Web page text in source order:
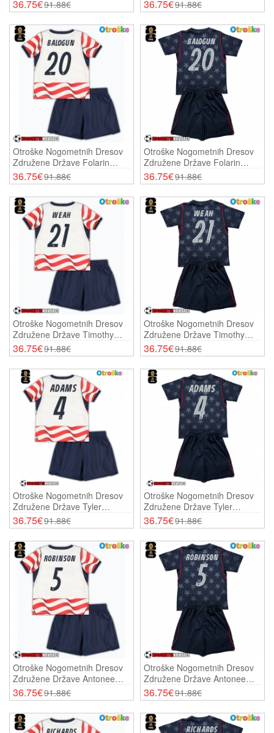
2026 Kratki Rokavi (+ Hlače)
36.75€91.88€
2026 Kratki Rokavi (+ Hlače)
36.75€91.88€
Otroške Nogometnih Dresov
Združene Države Folarin
Balogun #20 Domači SP 2026
Kratki Rokavi (+ Hlače)
36.75€91.88€
Otroške Nogometnih Dresov
Združene Države Folarin
Balogun #20 Gostujoči SP
2026 Kratki Rokavi (+ Hlače)
36.75€91.88€
Otroške Nogometnih Dresov
Združene Države Timothy
Weah #21 Domači SP 2026
Kratki Rokavi (+ Hlače)
36.75€91.88€
Otroške Nogometnih Dresov
Združene Države Timothy
Weah #21 Gostujoči SP 2026
Kratki Rokavi (+ Hlače)
36.75€91.88€
Otroške Nogometnih Dresov
Združene Države Tyler
Adams #4 Domači SP 2026
Kratki Rokavi (+ Hlače)
36.75€91.88€
Otroške Nogometnih Dresov
Združene Države Tyler
Adams #4 Gostujoči SP 2026
Kratki Rokavi (+ Hlače)
36.75€91.88€
Otroške Nogometnih Dresov
Združene Države Antonee
Robinson #5 Domači SP 2026
Kratki Rokavi (+ Hlače)
36.75€91.88€
Otroške Nogometnih Dresov
Združene Države Antonee
Robinson #5 Gostujoči SP
2026 Kratki Rokavi (+ Hlače)
36.75€91.88€